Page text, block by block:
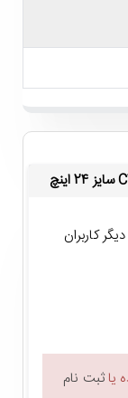
کاربر
بهمانیتور
چرا که این
کاربران
یاثبت نام